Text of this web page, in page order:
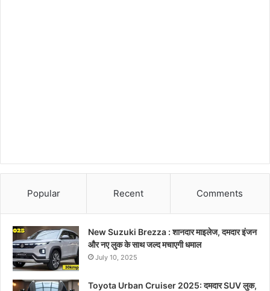
Popular Recent Comments
New Suzuki Brezza : शानदार माइलेज, दमदार इंजन
और नए लुक के साथ जल्द मचाएगी धमाल
July 10, 2025
Toyota Urban Cruiser 2025: दमदार SUV लुक,